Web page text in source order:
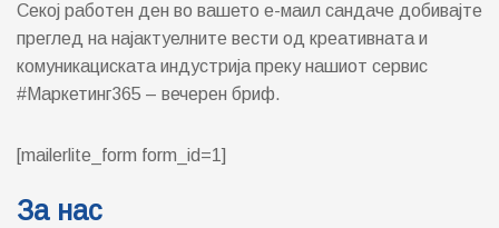
Секој работен ден во вашето е-маил сандаче добивајте
преглед на најактуелните вести од креативната и
комуникациската индустрија преку нашиот сервис
#Маркетинг365 – вечерен бриф.
[mailerlite_form form_id=1]
За нас